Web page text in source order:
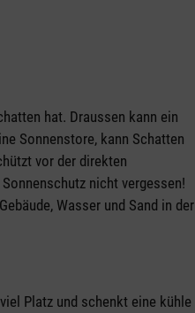
hat. Draussen kann ein
Sonnenstore, kann Schatten
vor der direkten
nicht vergessen!
Wasser und Sand in der
Platz und schenkt eine kühle